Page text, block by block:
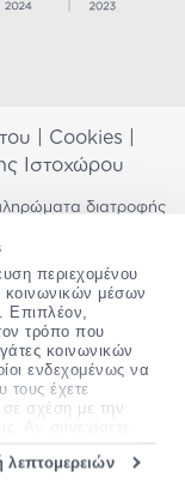
περιεχομένου
κοινωνικών μέσων
Επιπλέον,
τρόπο που
κοινωνικών
ενδεχομένως να
τους έχετε
σε σχέση με την
λεπτομερειών
Cookies
Ιστοχώρου
διατροφής
ανθρώπινης
είστε έγκυος,
αγωγή ή
διαρκώς να
Σε περίπτωση
σχετικά με αυτές,
μας.
Reserved •